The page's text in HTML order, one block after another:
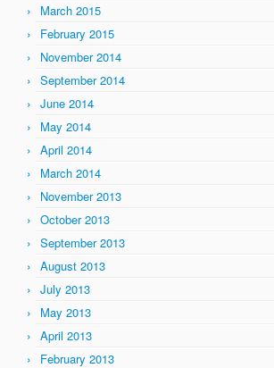
March 2015
February 2015
November 2014
September 2014
June 2014
May 2014
April 2014
March 2014
November 2013
October 2013
September 2013
August 2013
July 2013
May 2013
April 2013
February 2013